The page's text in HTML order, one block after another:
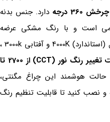
360 درجه
دارد. جنس بدنه
است و با رنگ مشکی عرضه
می‌شود. دارای رنگ نور 4 حالته، نچرال (استاندارد) 4000K و آفتابی 3000k ،
قابلیت تغییر رنگ نور (CCT) از 2700 تا
حالت هوشمند این چراغ مگنتی،
و نصب کنید تا قابلیت تنظیم رنگ